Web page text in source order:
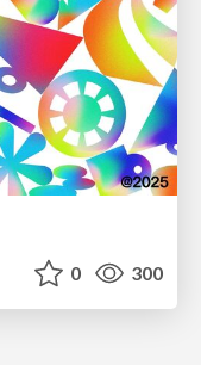
0 300